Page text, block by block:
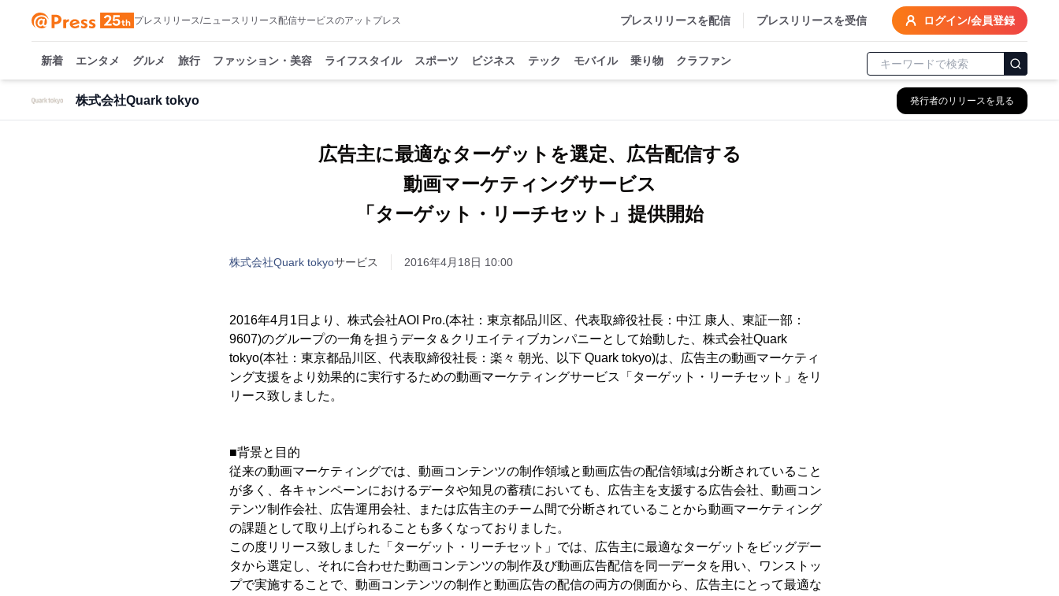
プレスリリース/ニュースリリース配信サービスのアットプレス プレスリリースを配信 プレスリリースを受信 ログイン/会員登録
新着 エンタメ グルメ 旅行 ファッション・美容 ライフスタイル スポーツ ビジネス テック モバイル 乗り物 クラファン
株式会社Quark tokyo 発行者のリリースを見る
広告主に最適なターゲットを選定、広告配信する
動画マーケティングサービス
「ターゲット・リーチセット」提供開始
株式会社Quark tokyoサービス 2016年4月18日 10:00
2016年4月1日より、株式会社AOI Pro.(本社：東京都品川区、代表取締役社長：中江 康人、東証一部：
9607)のグループの一角を担うデータ＆クリエイティブカンパニーとして始動した、株式会社Quark
tokyo(本社：東京都品川区、代表取締役社長：楽々 朝光、以下 Quark tokyo)は、広告主の動画マーケティ
ング支援をより効果的に実行するための動画マーケティングサービス「ターゲット・リーチセット」をリ
リース致しました。
■背景と目的
従来の動画マーケティングでは、動画コンテンツの制作領域と動画広告の配信領域は分断されていること
が多く、各キャンペーンにおけるデータや知見の蓄積においても、広告主を支援する広告会社、動画コン
テンツ制作会社、広告運用会社、または広告主のチーム間で分断されていることから動画マーケティング
の課題として取り上げられることも多くなっておりました。
この度リリース致しました「ターゲット・リーチセット」では、広告主に最適なターゲットをビッグデー
タから選定し、それに合わせた動画コンテンツの制作及び動画広告配信を同一データを用い、ワンストッ
プで実施することで、動画コンテンツの制作と動画広告の配信の両方の側面から、広告主にとって最適な